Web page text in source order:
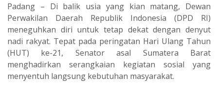
‎Padang – Di balik usia yang kian matang, Dewan
Perwakilan Daerah Republik Indonesia (DPD RI)
meneguhkan diri untuk tetap dekat dengan denyut
nadi rakyat. Tepat pada peringatan Hari Ulang Tahun
(HUT) ke-21, Senator asal Sumatera Barat
menghadirkan serangkaian kegiatan sosial yang
menyentuh langsung kebutuhan masyarakat.